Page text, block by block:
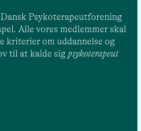
Psykoterapeutforening
Alle vores medlemmer skal
kriterier om uddannelse og
til at kalde sig psykoterapeut